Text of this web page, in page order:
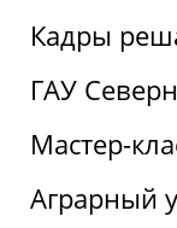
Кадры
ГАУ
Мастер-
Аграрный